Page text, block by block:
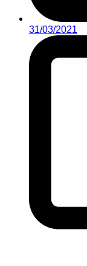
31/03/2021